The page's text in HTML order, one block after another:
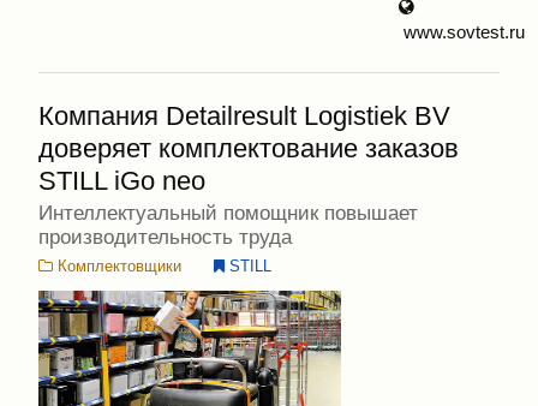
www.sovtest.ru
Компания Detailresult Logistiek BV
доверяет комплектование заказов
STILL iGo neo
Интеллектуальный помощник повышает
производительность труда
Комплектовщики STILL